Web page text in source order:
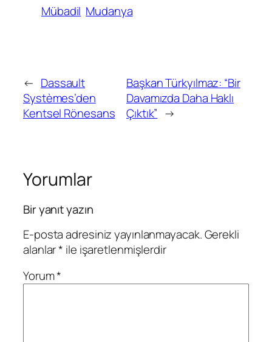
Mübadil Mudanya
← Dassault
Systèmes’den
Kentsel Rönesans
Başkan Türkyılmaz: “Bir
Davamızda Daha Haklı
Çıktık” →
Yorumlar
Bir yanıt yazın
E-posta adresiniz yayınlanmayacak.Gerekli
alanlar* ile işaretlenmişlerdir
Yorum*